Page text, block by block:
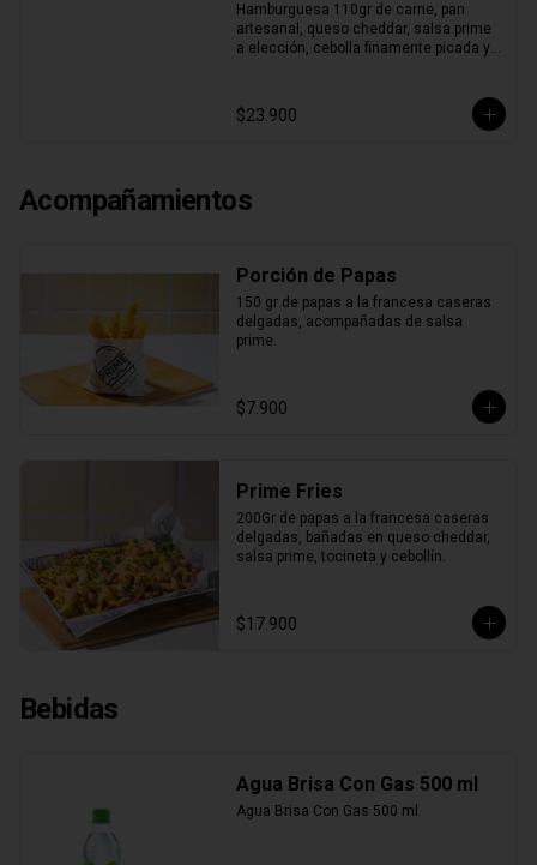
Hamburguesa 110gr de carne, pan
artesanal, queso cheddar, salsa prime
a elección, cebolla finamente picada y
$23.900
Acompañamientos
Porción de Papas
150 gr de papas a la francesa caseras
delgadas, acompañadas de salsa
prime.
$7.900
Prime Fries
200Gr de papas a la francesa caseras
delgadas, bañadas en queso cheddar,
salsa prime, tocineta y cebollín.
$17.900
Bebidas
Agua Brisa Con Gas 500 ml
Agua Brisa Con Gas 500 ml